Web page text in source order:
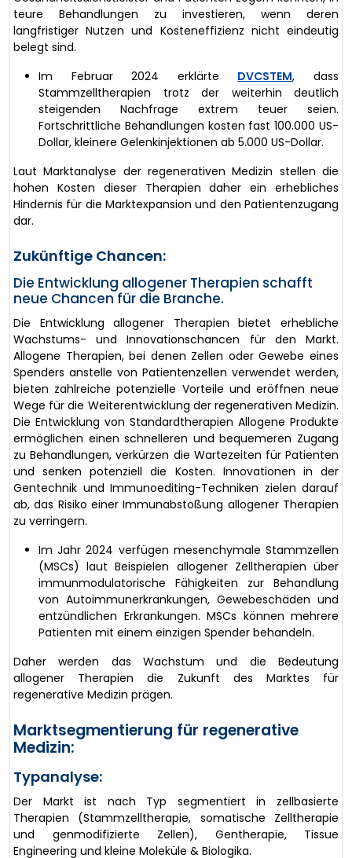
teure Behandlungen zu investieren, wenn deren
langfristiger Nutzen und Kosteneffizienz nicht eindeutig
belegt sind.
Im Februar 2024 erklärte DVCSTEM, dass
Stammzelltherapien trotz der weiterhin deutlich
steigenden Nachfrage extrem teuer seien.
Fortschrittliche Behandlungen kosten fast 100.000 US-
Dollar, kleinere Gelenkinjektionen ab 5.000 US-Dollar.
Laut Marktanalyse der regenerativen Medizin stellen die
hohen Kosten dieser Therapien daher ein erhebliches
Hindernis für die Marktexpansion und den Patientenzugang
dar.
Zukünftige Chancen:
Die Entwicklung allogener Therapien schafft
neue Chancen für die Branche.
Die Entwicklung allogener Therapien bietet erhebliche
Wachstums- und Innovationschancen für den Markt.
Allogene Therapien, bei denen Zellen oder Gewebe eines
Spenders anstelle von Patientenzellen verwendet werden,
bieten zahlreiche potenzielle Vorteile und eröffnen neue
Wege für die Weiterentwicklung der regenerativen Medizin.
Die Entwicklung von Standardtherapien Allogene Produkte
ermöglichen einen schnelleren und bequemeren Zugang
zu Behandlungen, verkürzen die Wartezeiten für Patienten
und senken potenziell die Kosten. Innovationen in der
Gentechnik und Immunoediting-Techniken zielen darauf
ab, das Risiko einer Immunabstoßung allogener Therapien
zu verringern.
Im Jahr 2024 verfügen mesenchymale Stammzellen
(MSCs) laut Beispielen allogener Zelltherapien über
immunmodulatorische Fähigkeiten zur Behandlung
von Autoimmunerkrankungen, Gewebeschäden und
entzündlichen Erkrankungen. MSCs können mehrere
Patienten mit einem einzigen Spender behandeln.
Daher werden das Wachstum und die Bedeutung
allogener Therapien die Zukunft des Marktes für
regenerative Medizin prägen.
Marktsegmentierung für regenerative
Medizin:
Typanalyse:
Der Markt ist nach Typ segmentiert in zellbasierte
Therapien (Stammzelltherapie, somatische Zelltherapie
und genmodifizierte Zellen), Gentherapie, Tissue
Engineering und kleine Moleküle & Biologika.